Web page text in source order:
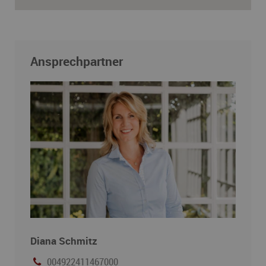
Ansprechpartner
Diana Schmitz
004922411467000